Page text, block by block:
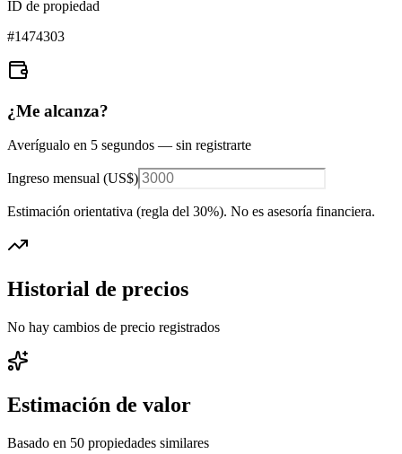
ID de propiedad
#1474303
¿Me alcanza?
Averígualo en 5 segundos — sin registrarte
Ingreso mensual (US$)
Estimación orientativa (regla del 30%). No es asesoría financiera.
Historial de precios
No hay cambios de precio registrados
Estimación de valor
Basado en 50 propiedades similares